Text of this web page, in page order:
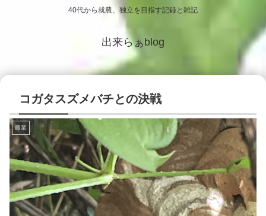
40代から就農、独立を目指す記録と雑記
出来らぁblog
コガタスズメバチとの決戦
農業